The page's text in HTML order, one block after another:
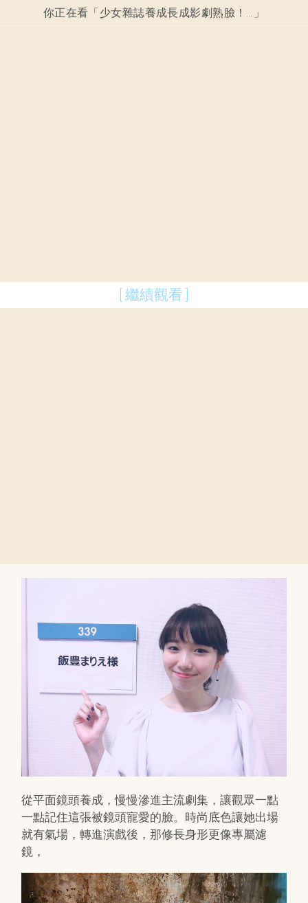
你正在看「 少女雜誌養成長成影劇熟臉！ 飯豐萬理江蛻變暗黑影劇！ 」
[ 繼續觀看 ]
從平面鏡頭養成，慢慢滲進主流劇集，讓觀眾一點
一點記住這張被鏡頭寵愛的臉。時尚底色讓她出場
就有氣場，轉進演戲後，那修長身形更像專屬濾
鏡，